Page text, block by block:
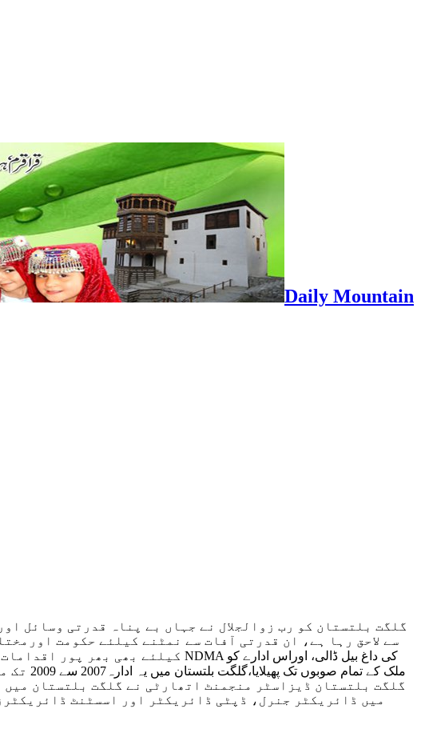
Daily Mountain
گلگت بلتستان کو رب زوالجلال نے جہاں بے پناہ قدرتی وسائل
سے لاحق رہا ہے، ان قدرتی آفات سے نمٹنے کیلئے حکومت
ملک
میں ڈائریکٹر جنرل، ڈپٹی ڈائریکٹر اور اسسٹنٹ